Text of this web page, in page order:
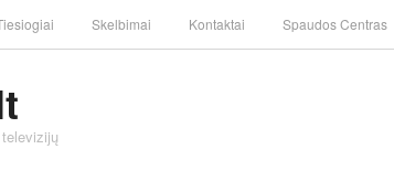
Skelbimai Kontaktai Spaudos Centras